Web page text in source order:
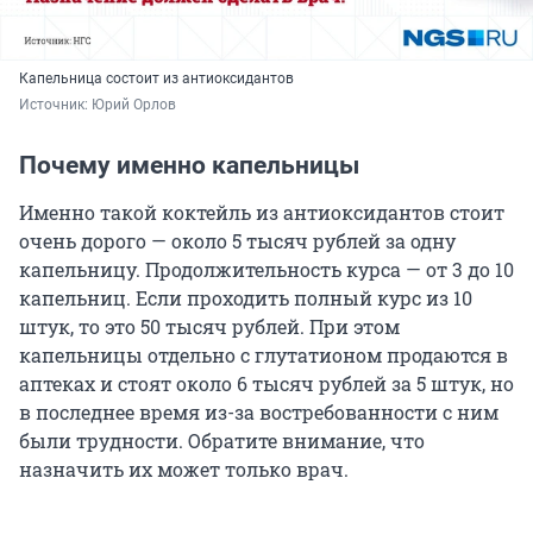
Капельница состоит из антиоксидантов
Источник: Юрий Орлов
Почему именно капельницы
Именно такой коктейль из антиоксидантов стоит
очень дорого — около 5 тысяч рублей за одну
капельницу. Продолжительность курса — от 3 до 10
капельниц. Если проходить полный курс из 10
штук, то это 50 тысяч рублей. При этом
капельницы отдельно с глутатионом продаются в
аптеках и стоят около 6 тысяч рублей за 5 штук, но
в последнее время из-за востребованности с ним
были трудности. Обратите внимание, что
назначить их может только врач.